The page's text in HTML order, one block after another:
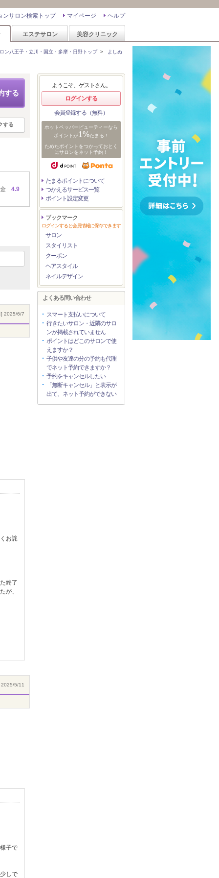
ヘルプ
マイページ
ンサロン検索トップ
エステサロン 美容クリニック
ン八王子・立川・国立・多摩・日野トップ>
よしぬ
する
する
4.9
] 2025/6/7
お詫
終了
が、
2025/5/11
子で
しで
ようこそ、ゲストさん。
ログインする
会員登録する（無料）
ホットペッパービューティーなら
ポイントが1%たまる！
ためたポイントをつかっておとく
にサロンをネット予約！
たまるポイントについて
つかえるサービス一覧
ポイント設定変更
ブックマーク
ログインすると会員情報に保存できます
サロン
スタイリスト
クーポン
ヘアスタイル
ネイルデザイン
よくある問い合わせ
スマート支払いについて
行きたいサロン・近隣のサロ
ンが掲載されていません
ポイントはどこのサロンで使
えますか？
子供や友達の分の予約も代理
でネット予約できますか？
予約をキャンセルしたい
「無断キャンセル」と表示が
出て、ネット予約ができない